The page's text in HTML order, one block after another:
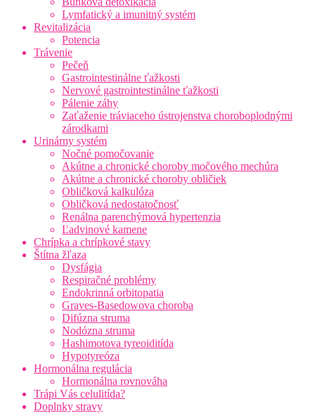
Lymfatický a imunitný systém
Revitalizácia
Potencia
Trávenie
Pečeň
Gastrointestinálne ťažkosti
Nervové gastrointestinálne ťažkosti
Pálenie záhy
Zaťaženie tráviaceho ústrojenstva choroboplodnými
zárodkami
Urinárny systém
Nočné pomočovanie
Akútne a chronické choroby močového mechúra
Akútne a chronické choroby obličiek
Obličková kalkulóza
Obličková nedostatočnosť
Renálna parenchýmová hypertenzia
Ľadvinové kamene
Chrípka a chrípkové stavy
Štítna žľaza
Dysfágia
Respiračné problémy
Endokrinná orbitopatia
Graves-Basedowova choroba
Difúzna struma
Nodózna struma
Hashimotova tyreoiditída
Hypotyreóza
Hormonálna regulácia
Hormonálna rovnováha
Trápi Vás celulitída?
Doplnky stravy